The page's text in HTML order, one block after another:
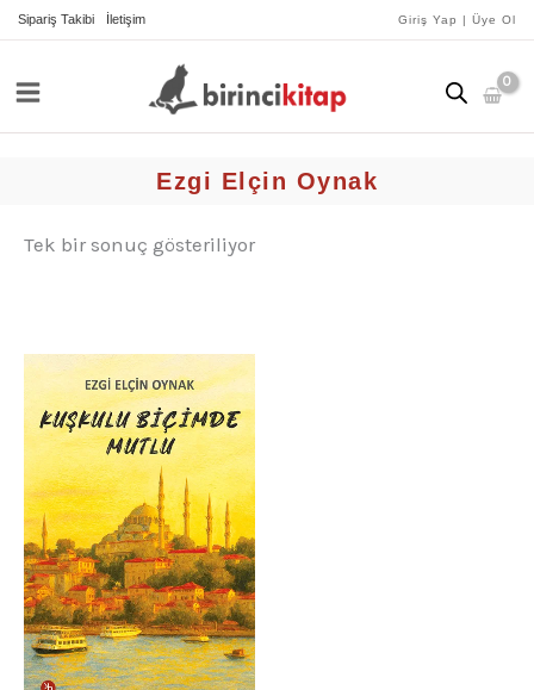
İçeriğe
Sipariş Takibi İletişim Giriş Yap | Üye Ol
Ezgi Elçin Oynak
Tek bir sonuç gösteriliyor